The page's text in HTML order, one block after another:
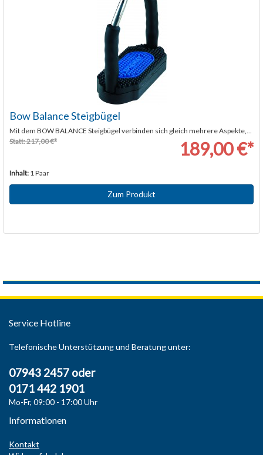
Bow Balance Steigbügel
Mit dem BOW BALANCE Steigbügel verbinden sich gleich mehrere Aspekte,...
Statt: 217,00 €*
189,00 €*
Inhalt: 1 Paar
Zum Produkt
Service Hotline
Telefonische Unterstützung und Beratung unter:
07943 2457 oder
0171 442 1901
Mo-Fr, 09:00 - 17:00 Uhr
Informationen
Kontakt